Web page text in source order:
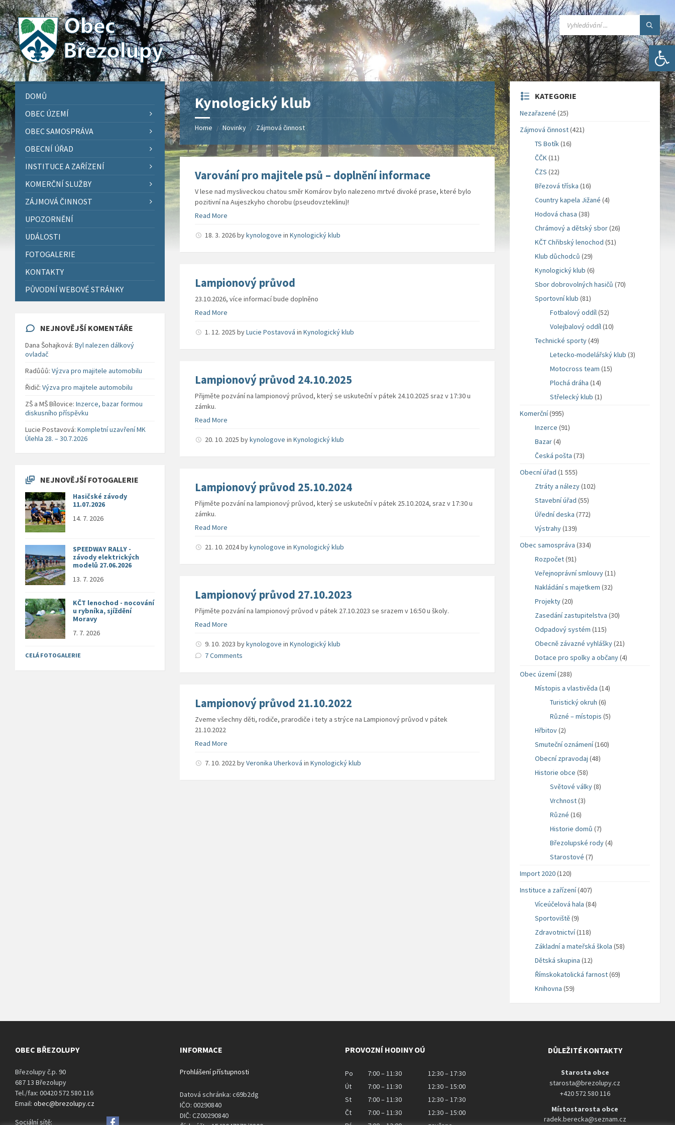
Open toolbar
Skip
to
content
Skip
to
left
sidebar
Skip
to
right
sidebar
Skip
to
footer
SEARCH:
Kynologický klub
Home / Novinky / Zájmová činnost
Varování pro majitele psů – doplnění informace
V lese nad mysliveckou chatou směr Komárov bylo nalezeno mrtvé divoké prase, které bylo
pozitivní na Aujeszkyho chorobu (pseudovzteklinu)!
Read More
18. 3. 2026bykynologove inKynologický klub
Lampionový průvod
23.10.2026, více informací bude doplněno
Read More
1. 12. 2025byLucie Postavová inKynologický klub
Lampionový průvod 24.10.2025
Přijměte pozvání na lampionový průvod, který se uskuteční v pátek 24.10.2025 sraz v 17:30 u
zámku.
Read More
20. 10. 2025bykynologove inKynologický klub
Lampionový průvod 25.10.2024
Přijměte pozvání na lampionový průvod, který se uskuteční v pátek 25.10.2024, sraz v 17:30 u
zámku.
Read More
21. 10. 2024bykynologove inKynologický klub
Lampionový průvod 27.10.2023
Přijměte pozvání na lampionový průvod v pátek 27.10.2023 se srazem v 16:50 u školy.
Read More
9. 10. 2023bykynologove inKynologický klub
7 Comments
Lampionový průvod 21.10.2022
Zveme všechny děti, rodiče, prarodiče i tety a strýce na Lampionový průvod v pátek
21.10.2022
Read More
7. 10. 2022byVeronika Uherková inKynologický klub
DOMŮ
OBEC ÚZEMÍ
OBEC SAMOSPRÁVA
OBECNÍ ÚŘAD
INSTITUCE A ZAŘÍZENÍ
KOMERČNÍ SLUŽBY
ZÁJMOVÁ ČINNOST
UPOZORNĚNÍ
UDÁLOSTI
FOTOGALERIE
KONTAKTY
PŮVODNÍ WEBOVÉ STRÁNKY
NEJNOVĚJŠÍ KOMENTÁŘE
Dana Šohajková: Byl nalezen dálkový
ovladač
Radůůů: Výzva pro majitele automobilu
Řidič: Výzva pro majitele automobilu
ZŠ a MŠ Bílovice: Inzerce, bazar formou
diskusního příspěvku
Lucie Postavová: Kompletní uzavření MK
Úlehla 28. – 30.7.2026
NEJNOVĚJŠÍ FOTOGALERIE
Hasičské závody
11.07.2026
14. 7. 2026
SPEEDWAY RALLY -
závody elektrických
modelů 27.06.2026
13. 7. 2026
KČT lenochod - nocování
u rybníka, sjíždění
Moravy
7. 7. 2026
CELÁ FOTOGALERIE
KATEGORIE
Nezařazené (25)
Zájmová činnost(421)
TS Botík(16)
ČČK(11)
ČZS (22)
Březová tříska (16)
Country kapela Jižané (4)
Hodová chasa (38)
Chrámový a dětský sbor(26)
KČT Chřibský lenochod (51)
Klub důchodců (29)
Kynologický klub (6)
Sbor dobrovolných hasičů (70)
Sportovní klub (81)
Fotbalový oddíl(52)
Volejbalový oddíl(10)
Technické sporty(49)
Letecko-modelářský klub (3)
Motocross team (15)
Plochá dráha (14)
Střelecký klub (1)
Komerční(995)
Inzerce (91)
Bazar(4)
Česká pošta (73)
Obecní úřad (1 555)
Ztráty a nálezy(102)
Stavební úřad (55)
Úřední deska (772)
Výstrahy(139)
Obec samospráva (334)
Rozpočet(91)
Veřejnoprávní smlouvy(11)
Nakládání s majetkem (32)
Projekty(20)
Zasedání zastupitelstva (30)
Odpadový systém (115)
Obecně závazné vyhlášky(21)
Dotace pro spolky a občany(4)
Obec území(288)
Místopis a vlastivěda (14)
Turistický okruh (6)
Různé – místopis (5)
Hřbitov(2)
Smuteční oznámení(160)
Obecní zpravodaj (48)
Historie obce (58)
Světové války(8)
Vrchnost(3)
Různé (16)
Historie domů (7)
Březolupské rody(4)
Starostové (7)
Import 2020(120)
Instituce a zařízení(407)
Víceúčelová hala (84)
Sportoviště(9)
Zdravotnictví(118)
Základní a mateřská škola (58)
Dětská skupina (12)
Římskokatolická farnost(69)
Knihovna (59)
OBEC BŘEZOLUPY
Březolupy č.p. 90
687 13 Březolupy
Tel./fax: 00420 572 580 116
Email: obec@brezolupy.cz
Sociální sítě:
INFORMACE
Prohlášení přístupnosti
Datová schránka: c69b2dg
IČO: 00290840
DIČ: CZ00290840
PROVOZNÍ HODINY OÚ
Po 7:00 – 11:30
12:30 – 17:30
Út
7:00 – 11:30
12:30 – 15:00
St
7:00 – 11:30
12:30 – 17:30
Čt
7:00 – 11:30
12:30 – 15:00
DŮLEŽITÉ KONTAKTY
Starosta obce
starosta@brezolupy.cz
+420 572 580 116
Místostarosta obce
radek.berecka@seznam.cz